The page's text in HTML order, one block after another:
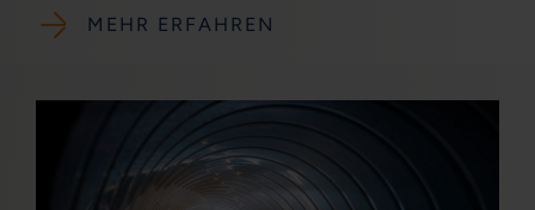
MEHR ERFAHREN